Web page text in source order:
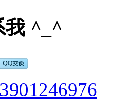
我 ^_^